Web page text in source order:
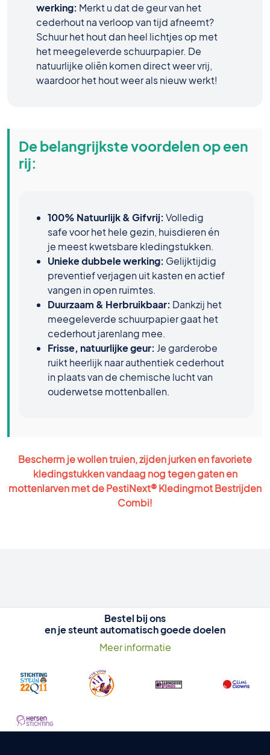
werking: Merkt u dat de geur van het
cederhout na verloop van tijd afneemt?
Schuur het hout dan heel lichtjes op met
het meegeleverde schuurpapier. De
natuurlijke oliën komen direct weer vrij,
waardoor het hout weer als nieuw werkt!
De belangrijkste voordelen op een
rij:
100% Natuurlijk & Gifvrij: Volledig
safe voor het hele gezin, huisdieren én
je meest kwetsbare kledingstukken.
Unieke dubbele werking: Gelijktijdig
preventief verjagen uit kasten en actief
vangen in open ruimtes.
Duurzaam & Herbruikbaar: Dankzij het
meegeleverde schuurpapier gaat het
cederhout jarenlang mee.
Frisse, natuurlijke geur: Je garderobe
ruikt heerlijk naar authentiek cederhout
in plaats van de chemische lucht van
ouderwetse mottenballen.
Bescherm je wollen truien, zijden jurken en favoriete
kledingstukken vandaag nog tegen gaten en
mottenlarven met de PestiNext® Kledingmot Bestrijden
Combi!
Bestel bij ons
en je steunt automatisch goede doelen
Meer informatie